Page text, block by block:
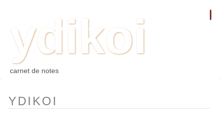
TAGS
CONTACT ⛵︎
ydikoi
carnet de notes
YDIKOI